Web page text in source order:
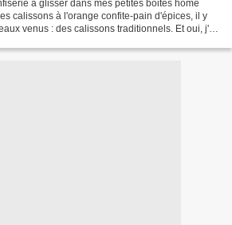
à glisser dans mes petites boites home
calissons à l'orange confite-pain d'épices, il y
venus : des calissons traditionnels. Et oui, j'ai